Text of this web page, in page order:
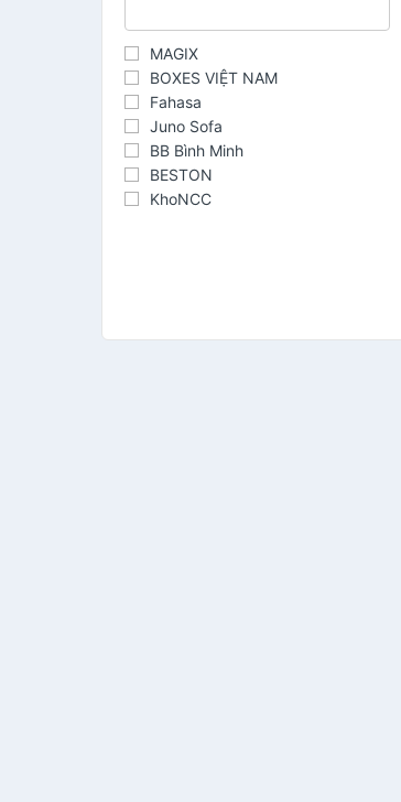
MAGIX
BOXES VIỆT NAM
Fahasa
Juno Sofa
BB Bình Minh
BESTON
KhoNCC